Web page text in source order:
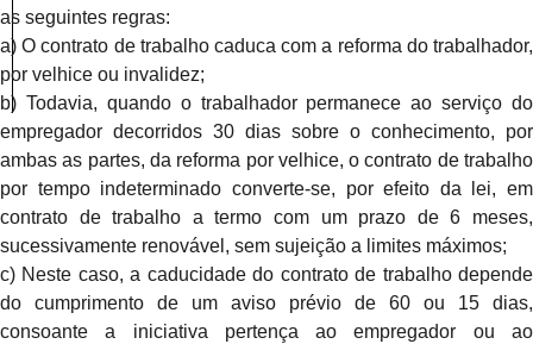
as seguintes regras:
a) O contrato de trabalho caduca com a reforma do trabalhador,
por velhice ou invalidez;
b) Todavia, quando o trabalhador permanece ao serviço do
empregador decorridos 30 dias sobre o conhecimento, por
ambas as partes, da reforma por velhice, o contrato de trabalho
por tempo indeterminado converte-se, por efeito da lei, em
contrato de trabalho a termo com um prazo de 6 meses,
sucessivamente renovável, sem sujeição a limites máximos;
c) Neste caso, a caducidade do contrato de trabalho depende
do cumprimento de um aviso prévio de 60 ou 15 dias,
consoante a iniciativa pertença ao empregador ou ao